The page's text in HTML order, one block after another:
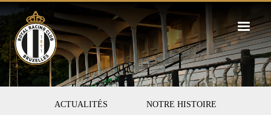
to
main
content
FIRST-ACTUALITÉS NOTRE HISTOIRE